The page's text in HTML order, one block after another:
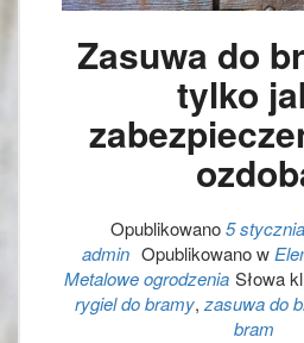
Zasuwa do
tylko
Opublikowano5
admin Opublikowano w
Metalowe ogrodzenia Słowa
rygiel do bramy,zasuwa do
bram